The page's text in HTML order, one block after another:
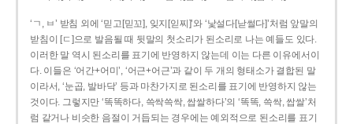
‘ㄱ, ㅂ’ 받침 외에 ‘믿고[믿꼬], 잊지[읻찌]’와 ‘낯설다[낟썰다]’처럼 앞말의
받침이 [ㄷ]으로 발음될 때 뒷말의 첫소리가 된소리로 나는 예들도 있다.
이러한 말 역시 된소리를 표기에 반영하지 않는데 이는 다른 이유에서이
다. 이들은 ‘어간+어미’, ‘어근+어근’과 같이 두 개의 형태소가 결합된 말
이라서, ‘눈곱, 발바닥’ 등과 마찬가지로 된소리를 표기에 반영하지 않는
것이다. 그렇지만 ‘똑똑하다, 쓱싹쓱싹, 쌉쌀하다’의 ‘똑똑, 쓱싹, 쌉쌀’처
럼 같거나 비슷한 음절이 거듭되는 경우에는 예외적으로 된소리를 표기